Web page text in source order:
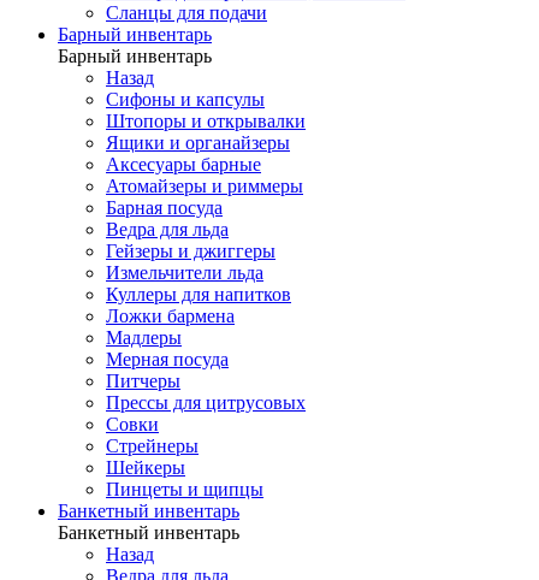
Сланцы для подачи
Барный инвентарь
Барный инвентарь
Назад
Сифоны и капсулы
Штопоры и открывалки
Ящики и органайзеры
Аксесуары барные
Атомайзеры и риммеры
Барная посуда
Ведра для льда
Гейзеры и джиггеры
Измельчители льда
Куллеры для напитков
Ложки бармена
Мадлеры
Мерная посуда
Питчеры
Прессы для цитрусовых
Совки
Стрейнеры
Шейкеры
Пинцеты и щипцы
Банкетный инвентарь
Банкетный инвентарь
Назад
Ведра для льда